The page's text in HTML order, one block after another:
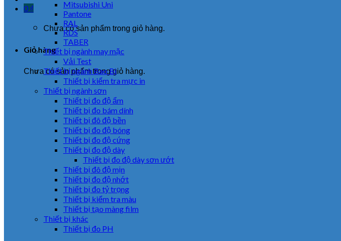
0 ₫
Chưa có sản phẩm trong giỏ hàng.
Giỏ hàng
Chưa có sản phẩm trong giỏ hàng.
Mitsubishi Uni
Pantone
RAL
RDS
TABER
Thiết bị ngành may mặc
Vải Test
Thiết bị ngành Bao Bì
Thiết bị kiểm tra mực in
Thiết bị ngành sơn
Thiết bị đo độ ẩm
Thiết bị đo bám dính
Thiết bị đô độ bền
Thiết bị đo độ bóng
Thiết bị đo độ cứng
Thiết bị đo độ dày
Thiết bị đo độ dày sơn ướt
Thiết bị đô độ mịn
Thiết bị đo độ nhớt
Thiết bị đo tỷ trọng
Thiết bị kiểm tra màu
Thiết bị tạo màng film
Thiết bị khác
Thiết bị đo PH